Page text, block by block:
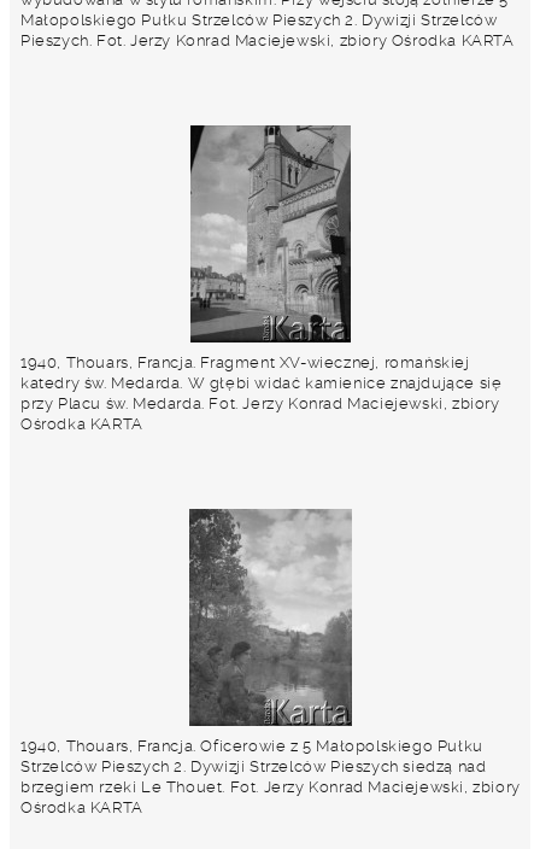
Małopolskiego Pułku Strzelców Pieszych 2. Dywizji Strzelców
Pieszych. Fot. Jerzy Konrad Maciejewski, zbiory Ośrodka KARTA
1940, Thouars, Francja. Fragment XV-wiecznej, romańskiej
katedry św. Medarda. W głębi widać kamienice znajdujące się
przy Placu św. Medarda. Fot. Jerzy Konrad Maciejewski, zbiory
Ośrodka KARTA
1940, Thouars, Francja. Oficerowie z 5 Małopolskiego Pułku
Strzelców Pieszych 2. Dywizji Strzelców Pieszych siedzą nad
brzegiem rzeki Le Thouet. Fot. Jerzy Konrad Maciejewski, zbiory
Ośrodka KARTA